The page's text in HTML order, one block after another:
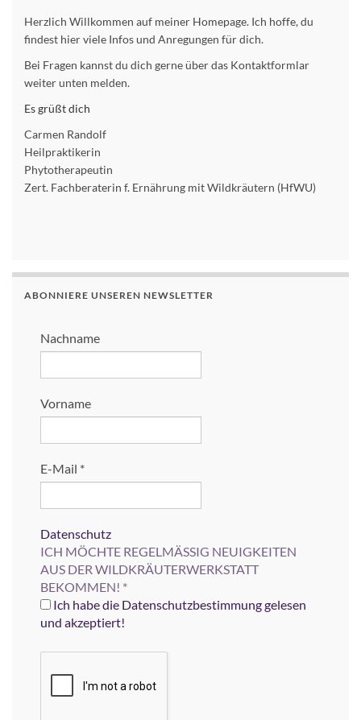
Herzlich Willkommen auf meiner Homepage. Ich hoffe, du
findest hier viele Infos und Anregungen für dich.
Bei Fragen kannst du dich gerne über das Kontaktformlar
weiter unten melden.
Es grüßt dich
Carmen Randolf
Heilpraktikerin
Phytotherapeutin
Zert. Fachberaterin f. Ernährung mit Wildkräutern (HfWU)
ABONNIERE UNSEREN NEWSLETTER
Nachname
Vorname
E-Mail *
Datenschutz
ICH MÖCHTE REGELMÄSSIG NEUIGKEITEN
AUS DER WILDKRÄUTERWERKSTATT
BEKOMMEN! *
Ich habe die Datenschutzbestimmung gelesen
und akzeptiert!